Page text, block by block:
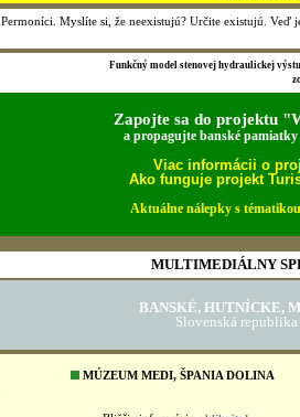
Permoníci. Myslíte si, že neexistujú? Určite existujú.
Funkčný model stenovej hydraulickej
Zapojte sa do projektu
a propagujte banské
Viac informácii o
Ako funguje projekt
Aktuálne nálepky s